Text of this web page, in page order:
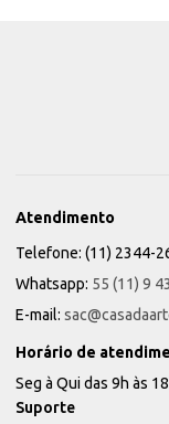
Atendimento
Telefone: (11) 2344-
Whatsapp: 55 (11) 9
E-mail:
Horário de
Seg à Qui das 9h às
Suporte